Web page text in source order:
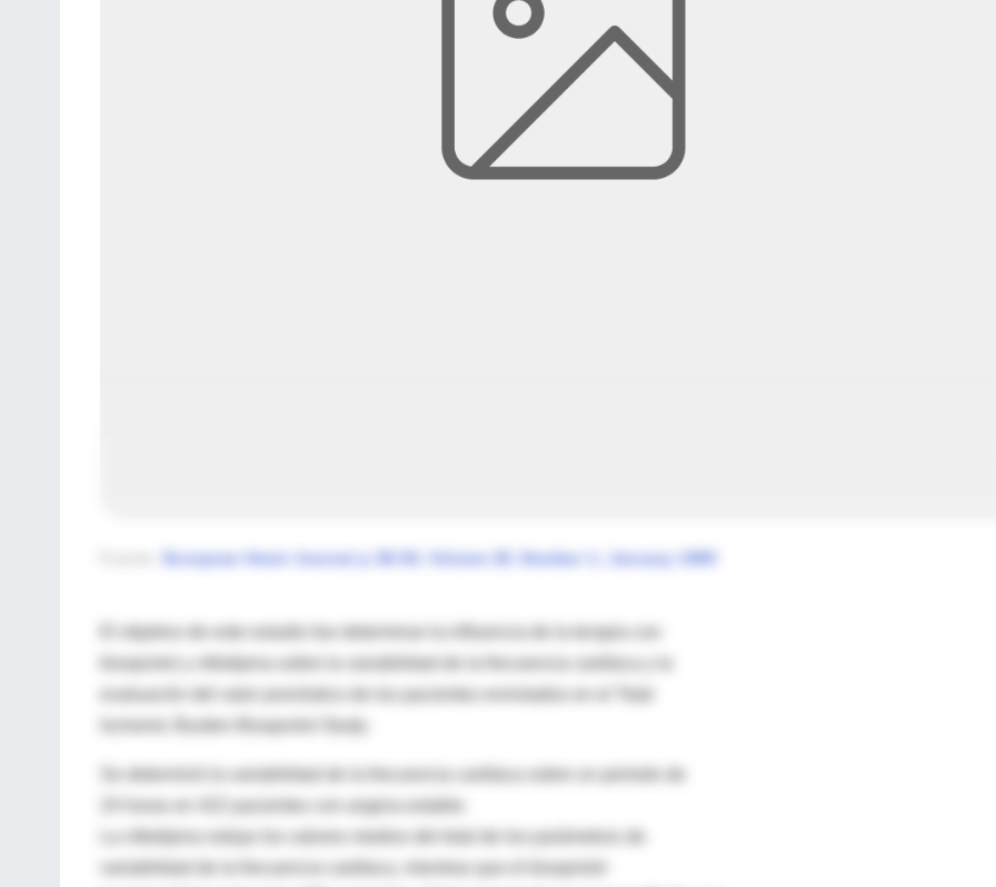
European Heart Journal p 38-50, Volume 20, Number 1, January 1999
El objetivo de este estudio fue determinar la influencia de la terapia con
24 horas en 422 pacientes con angina estable.